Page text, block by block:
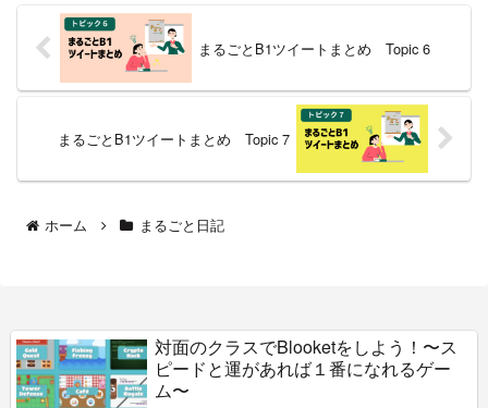
まるごとB1ツイートまとめ Topic 6
まるごとB1ツイートまとめ Topic 7
ホーム まるごと日記
対面のクラスでBlooketをしよう！〜ス
ピードと運があれば１番になれるゲー
ム〜